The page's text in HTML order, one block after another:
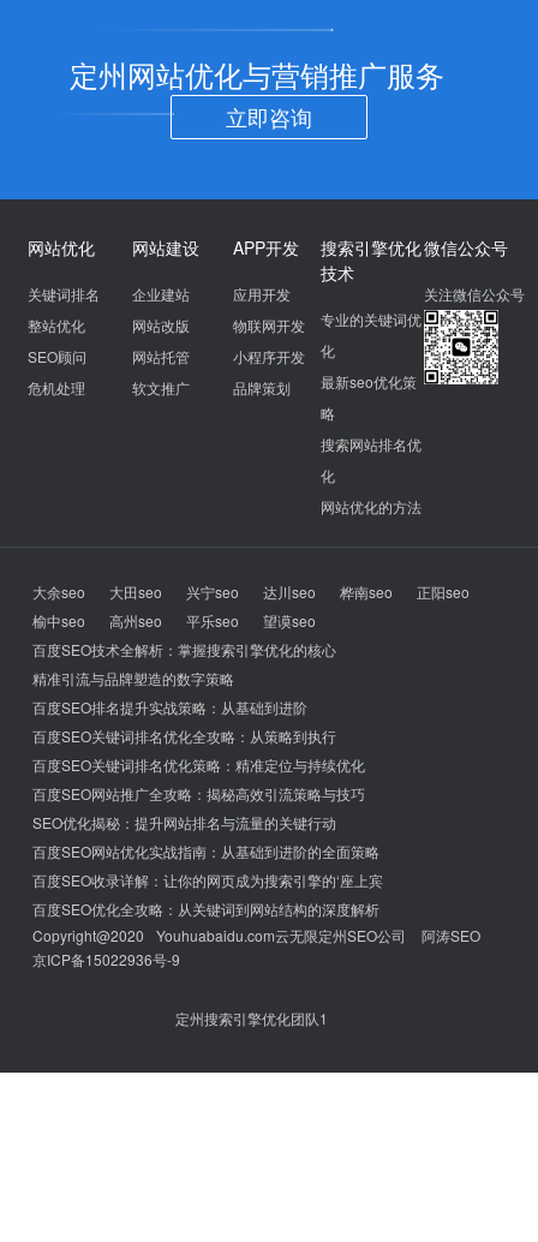
定州网站优化与营销推广服务
立即咨询
网站优化
关键词排名
整站优化
SEO顾问
危机处理
网站建设
企业建站
网站改版
网站托管
软文推广
APP开发
应用开发
物联网开发
小程序开发
品牌策划
搜索引擎优化
技术
专业的关键词优
化
最新seo优化策
略
搜索网站排名优
化
网站优化的方法
微信公众号
关注微信公众号
大余seo 大田seo 兴宁seo 达川seo 桦南seo
正阳seo
榆中seo
高州seo 平乐seo
望谟seo
百度SEO技术全解析：掌握搜索引擎优化的核心
精准引流与品牌塑造的数字策略
百度SEO排名提升实战策略：从基础到进阶
百度SEO关键词排名优化全攻略：从策略到执行
百度SEO关键词排名优化策略：精准定位与持续优化
百度SEO网站推广全攻略：揭秘高效引流策略与技巧
SEO优化揭秘：提升网站排名与流量的关键行动
百度SEO网站优化实战指南：从基础到进阶的全面策略
百度SEO收录详解：让你的网页成为搜索引擎的‘座上宾
百度SEO优化全攻略：从关键词到网站结构的深度解析
Copyright@2020
Youhuabaidu.com云无限定州SEO公司
阿涛SEO
京ICP备15022936号-9
定州搜索引擎优化团队1